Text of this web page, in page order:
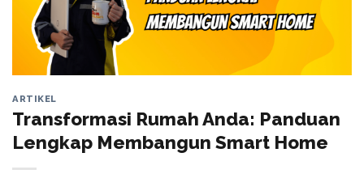
ARTIKEL
Transformasi Rumah Anda: Panduan
Lengkap Membangun Smart Home